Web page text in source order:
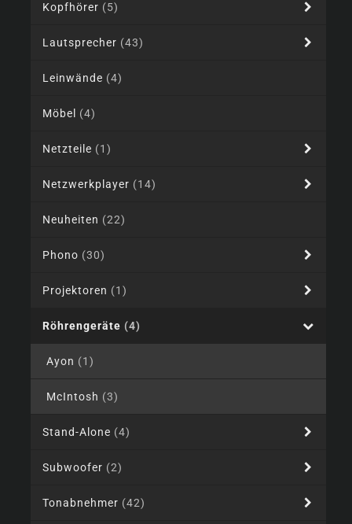
Kopfhörer (5)
Lautsprecher (43)
Leinwände (4)
Möbel (4)
Netzteile (1)
Netzwerkplayer (14)
Neuheiten (22)
Phono (30)
Projektoren (1)
Röhrengeräte (4)
Ayon (1)
McIntosh (3)
Stand-Alone (4)
Subwoofer (2)
Tonabnehmer (42)